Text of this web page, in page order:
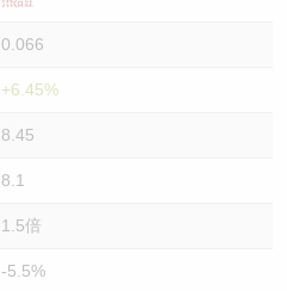
0.066
+6.45%
8.45
8.1
1.5倍
-5.5%